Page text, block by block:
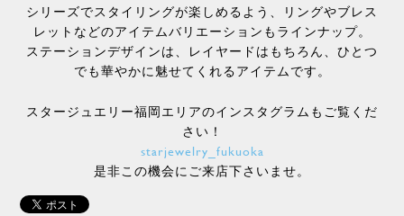
シリーズでスタイリングが楽しめるよう、リングやブレス
レットなどのアイテムバリエーションもラインナップ。
ステーションデザインは、レイヤードはもちろん、ひとつ
でも華やかに魅せてくれるアイテムです。
スタージュエリー福岡エリアのインスタグラムもご覧くだ
さい！
starjewelry_fukuoka
是非この機会にご来店下さいませ。